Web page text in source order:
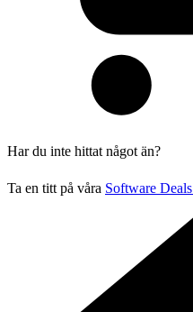
Har du inte hittat något än?
Ta en titt på våra Software Deals